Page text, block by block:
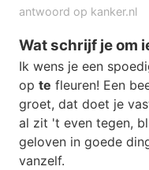
antwoord op kanker.nl
Wat schrijf je om
Ik wens je een
op te fleuren! Een
groet, dat doet je
al zit 't even tegen,
geloven in goede
vanzelf.